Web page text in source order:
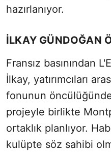
hazırlanıyor.
İLKAY GÜNDOĞAN
Fransız basınından
İlkay, yatırımcıları
fonunun
projeyle birlikte
ortaklık planlıyor.
kulüpte söz sahibi